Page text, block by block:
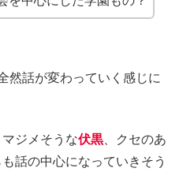
然話が変わっていく感じに
マジメそうな伏黒 、クセのあ
話の中心になっていきそう